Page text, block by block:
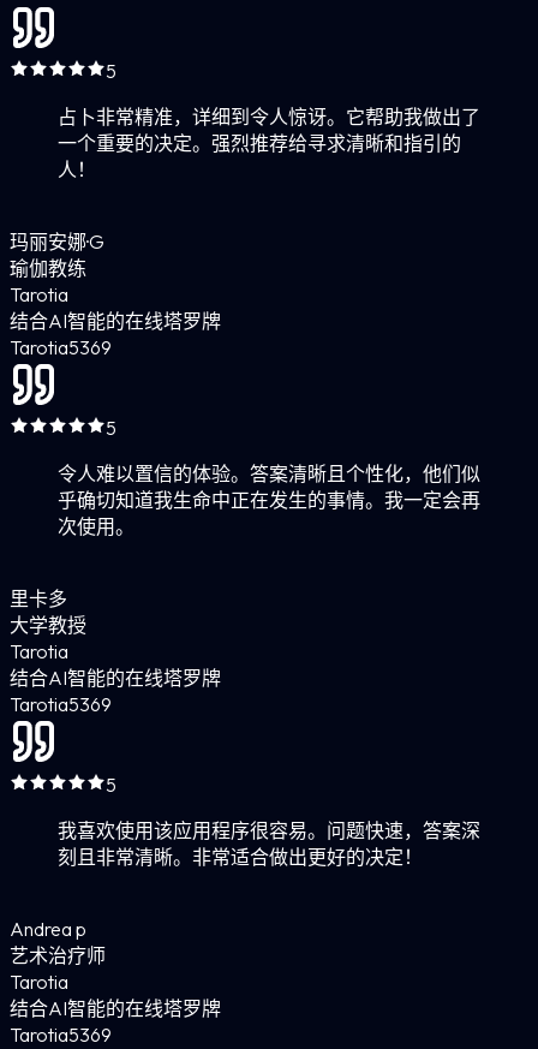
5
占卜非常精准，详细到令人惊讶。它帮助我做出了
一个重要的决定。强烈推荐给寻求清晰和指引的
人！
玛丽安娜·G
瑜伽教练
Tarotia
结合AI智能的在线塔罗牌
Tarotia5369
5
令人难以置信的体验。答案清晰且个性化，他们似
乎确切知道我生命中正在发生的事情。我一定会再
次使用。
里卡多
大学教授
Tarotia
结合AI智能的在线塔罗牌
Tarotia5369
5
我喜欢使用该应用程序很容易。问题快速，答案深
刻且非常清晰。非常适合做出更好的决定！
Andrea p
艺术治疗师
Tarotia
结合AI智能的在线塔罗牌
Tarotia5369